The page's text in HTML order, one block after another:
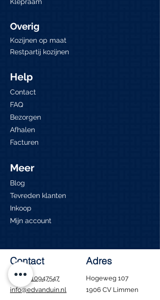
Overig
Kozijnen op maat
Restpartij kozijnen
Help
Contact
FAQ
Bezorgen
Afhalen
Facturen
Meer
Blog
Tevreden klanten
Inkoop
Mijn account
Contact
Tel.: 0610947547
info@edvanduin.nl
Adres
Hogeweg 107
1906 CV Limmen